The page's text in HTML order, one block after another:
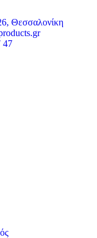
Θεσσαλονίκη
47